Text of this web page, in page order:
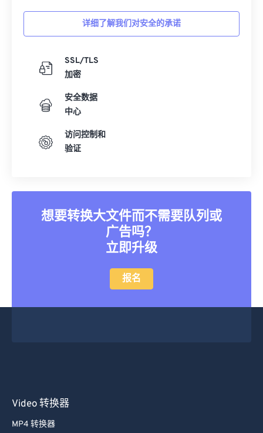
详细了解我们对安全的承诺
SSL/TLS
加密
安全数据
中心
访问控制和
验证
想要转换大文件而不需要队列或
广告吗？
立即升级
报名
Video 转换器
MP4 转换器